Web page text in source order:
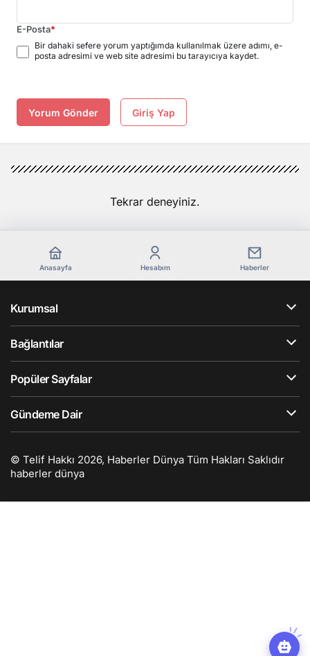
E-Posta*
Bir dahaki sefere yorum yaptığımda kullanılmak üzere adımı, e-
posta adresimi ve web site adresimi bu tarayıcıya kaydet.
Yorum Gönder Giriş Yap
Tekrar deneyiniz.
Anasayfa Hesabım Haberler
Kurumsal
Bağlantılar
Popüler Sayfalar
Gündeme Dair
© Telif Hakkı 2026, Haberler Dünya Tüm Hakları Saklıdır
haberler dünya